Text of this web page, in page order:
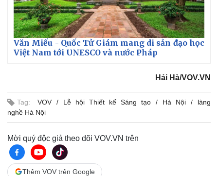
Văn Miếu - Quốc Tử Giám mang di sản đạo học
Việt Nam tới UNESCO và nước Pháp
Hải Hà/VOV.VN
Tag: VOV Lễ hội Thiết kế Sáng tạo Hà Nội
làng
nghề Hà Nội
Mời quý độc giả theo dõi VOV.VN trên
Thêm VOV trên Google